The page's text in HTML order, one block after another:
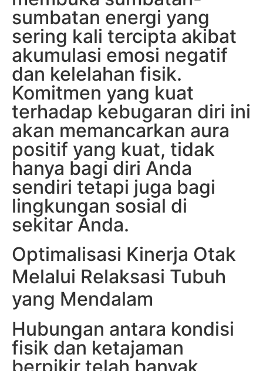
sumbatan energi yang
sering kali tercipta akibat
akumulasi emosi negatif
dan kelelahan fisik.
Komitmen yang kuat
terhadap kebugaran diri ini
akan memancarkan aura
positif yang kuat, tidak
hanya bagi diri Anda
sendiri tetapi juga bagi
lingkungan sosial di
sekitar Anda.
Optimalisasi Kinerja Otak
Melalui Relaksasi Tubuh
yang Mendalam
Hubungan antara kondisi
fisik dan ketajaman